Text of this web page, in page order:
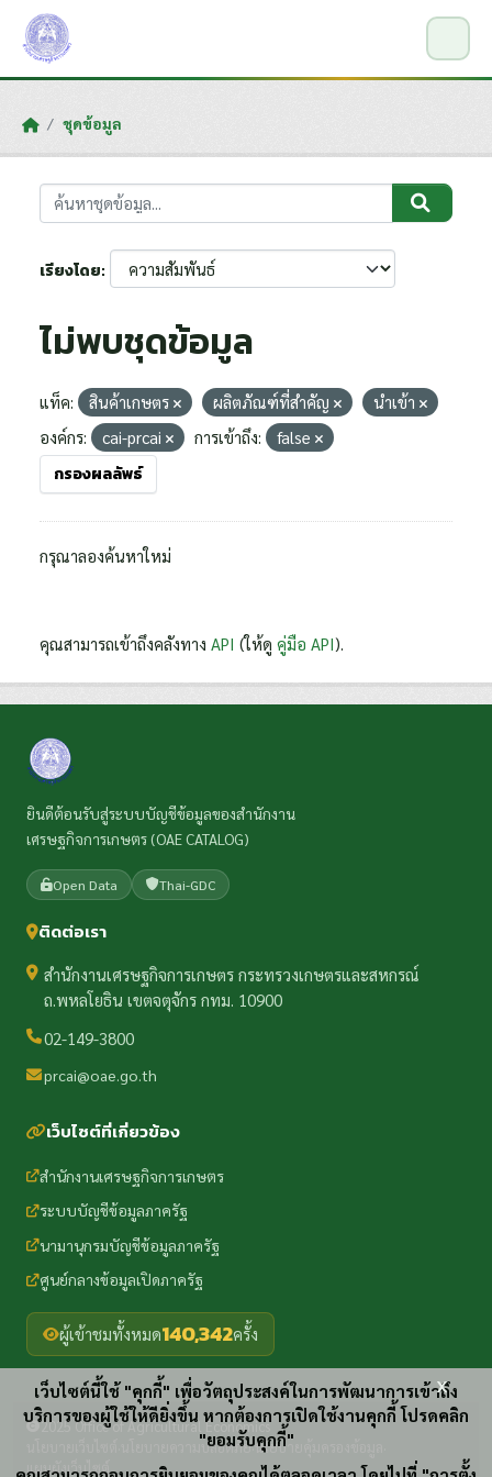
Skip to main content
ชุดข้อมูล
เรียงโดย
ไม่พบชุดข้อมูล
แท็ค: สินค้าเกษตร ผลิตภัณฑ์ที่สำคัญ
นำเข้า
องค์กร:
cai-prcai การเข้าถึง: false
กรองผลลัพธ์
กรุณาลองค้นหาใหม่
คุณสามารถเข้าถึงคลังทาง API (ให้ดู คู่มือ API).
ยินดีต้อนรับสู่ระบบบัญชีข้อมูลของสำนักงาน
เศรษฐกิจการเกษตร (OAE CATALOG)
Open Data Thai-GDC
ติดต่อเรา
สำนักงานเศรษฐกิจการเกษตร กระทรวงเกษตรและสหกรณ์
ถ.พหลโยธิน เขตจตุจักร กทม. 10900
02-149-3800
prcai@oae.go.th
เว็บไซต์ที่เกี่ยวข้อง
สำนักงานเศรษฐกิจการเกษตร
ระบบบัญชีข้อมูลภาครัฐ
นามานุกรมบัญชีข้อมูลภาครัฐ
ศูนย์กลางข้อมูลเปิดภาครัฐ
ผู้เข้าชมทั้งหมด140,342ครั้ง
2025 Office of Agricultural Economics
นโยบายความปลอดภัย·นโยบายคุ้มครองข้อมูล
แผนผังเว็บไซต์
เว็บไซต์นี้ใช้ "คุกกี้" เพื่อวัตถุประสงค์ในการพัฒนาการเข้าถึง
บริการของผู้ใช้ให้ดียิ่งขึ้น หากต้องการเปิดใช้งานคุกกี้ โปรดคลิก
"ยอมรับคุกกี้"
x